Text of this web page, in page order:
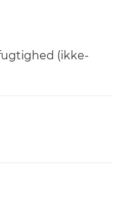
(ikke-